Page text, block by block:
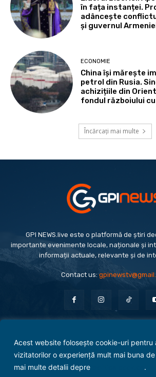
Acest website folosește cookie-uri pentru
vizitatorilor o experiență mult mai buna
mai multe detalii depre
.
în fața instanței.
adâncește
și guvernul
ECONOMIE
China își mărește
petrol din Rusia.
achizițiile din
fondul războiului cu
Încărcați mai multe
GPI NEWS.live este o platformă de știri
importante evenimente locale, naționale și
informații actuale, relevante și de
Contact us:
Evenimente Politică Economie
Cultură
Administrație Publică